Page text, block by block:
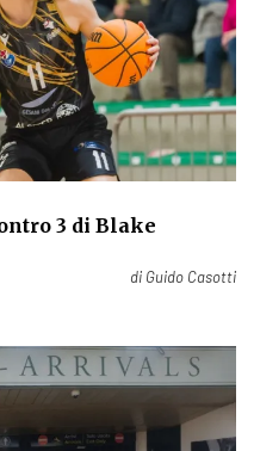
3 di Blake
di Guido Casotti